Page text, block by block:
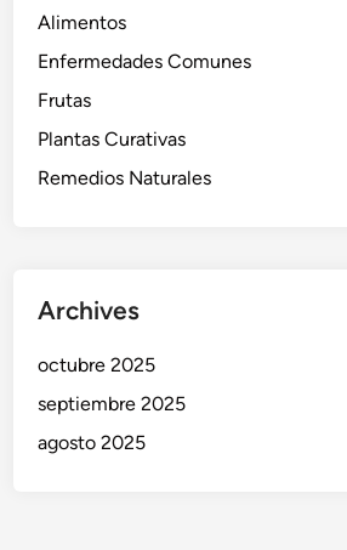
Alimentos
Enfermedades Comunes
Frutas
Plantas Curativas
Remedios Naturales
Archives
octubre 2025
septiembre 2025
agosto 2025